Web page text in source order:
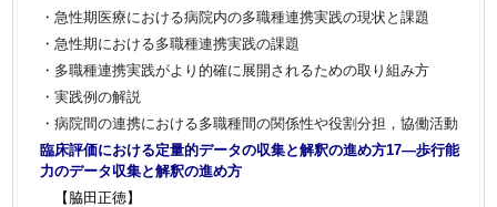
・急性期医療における病院内の多職種連携実践の現状と課題
・急性期における多職種連携実践の課題
・多職種連携実践がより的確に展開されるための取り組み方
・実践例の解説
・病院間の連携における多職種間の関係性や役割分担，協働活動
臨床評価における定量的データの収集と解釈の進め方17―歩行能
力のデータ収集と解釈の進め方
【脇田正徳】